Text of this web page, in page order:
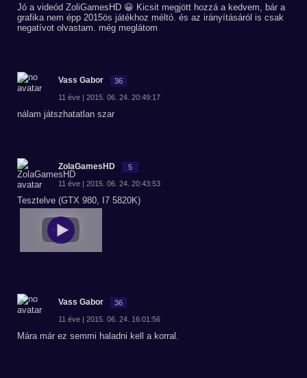
Jó a videód ZoliGamesHD 😀 Kicsit megjött hozzá a kedvem, bár a
grafika nem épp 2015ös játékhoz méltó. és az irányításáról is csak
negatívot olvastam. még meglátom
Vass Gabor 36
11 éve | 2015. 06. 24. 20:49:17
nálam játszhatatlan szar
ZolaGamesHD 5
11 éve | 2015. 06. 24. 20:43:53
Tesztelve (GTX 980, I7 5820K)
Vass Gabor 36
11 éve | 2015. 06. 24. 16:01:56
Mára már ez semmi haladni kell a korral.